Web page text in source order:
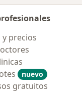
y precios
nuevo
gratuitos